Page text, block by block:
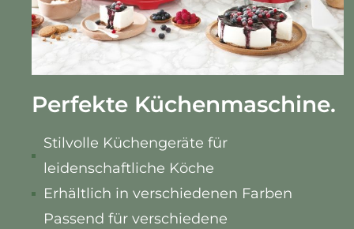
Perfekte Küchenmaschine.
Stilvolle Küchengeräte für
leidenschaftliche Köche
Erhältlich in verschiedenen Farben
Passend für verschiedene